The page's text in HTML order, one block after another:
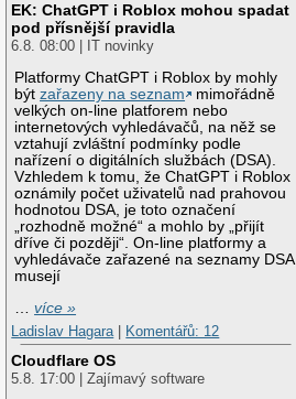
EK: ChatGPT i Roblox mohou spadat
pod přísnější pravidla
6.8. 08:00 | IT novinky
Platformy ChatGPT i Roblox by mohly
býtzařazeny na seznam
mimořádně
velkých on-line platforem nebo
internetových vyhledávačů, na něž se
vztahují zvláštní podmínky podle
nařízení o digitálních službách (DSA).
Vzhledem k tomu, že ChatGPT i Roblox
oznámily počet uživatelů nad prahovou
hodnotou DSA, je toto označení
„rozhodně možné“ a mohlo by „přijít
dříve či později“. On-line platformy a
vyhledávače zařazené na seznamy DSA
musejí
…více »
Ladislav Hagara| Komentářů: 12
Cloudflare OS
5.8. 17:00 | Zajímavý software